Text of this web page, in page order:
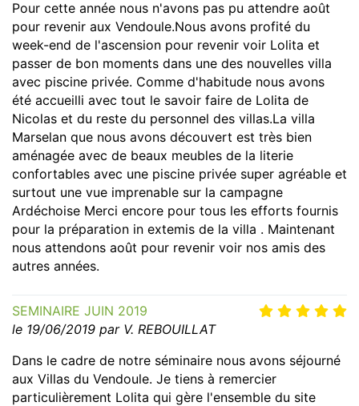
Pour cette année nous n'avons pas pu attendre août
pour revenir aux Vendoule.Nous avons profité du
week-end de l'ascension pour revenir voir Lolita et
passer de bon moments dans une des nouvelles villa
avec piscine privée. Comme d'habitude nous avons
été accueilli avec tout le savoir faire de Lolita de
Nicolas et du reste du personnel des villas.La villa
Marselan que nous avons découvert est très bien
aménagée avec de beaux meubles de la literie
confortables avec une piscine privée super agréable et
surtout une vue imprenable sur la campagne
Ardéchoise Merci encore pour tous les efforts fournis
pour la préparation in extemis de la villa . Maintenant
nous attendons août pour revenir voir nos amis des
autres années.
SEMINAIRE JUIN 2019
le 19/06/2019 par V. REBOUILLAT
Dans le cadre de notre séminaire nous avons séjourné
aux Villas du Vendoule. Je tiens à remercier
particulièrement Lolita qui gère l'ensemble du site